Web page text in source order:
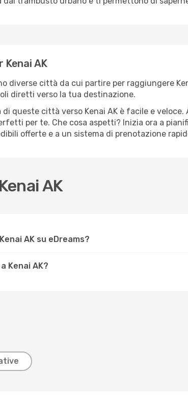
Kenai AK
diverse città da cui partire per raggiungere
diretti verso la tua destinazione.
queste città verso Kenai AK è facile e
per te. Che cosa aspetti? Inizia ora a
offerte e a un sistema di prenotazione
AK
AK su eDreams?
Kenai AK?